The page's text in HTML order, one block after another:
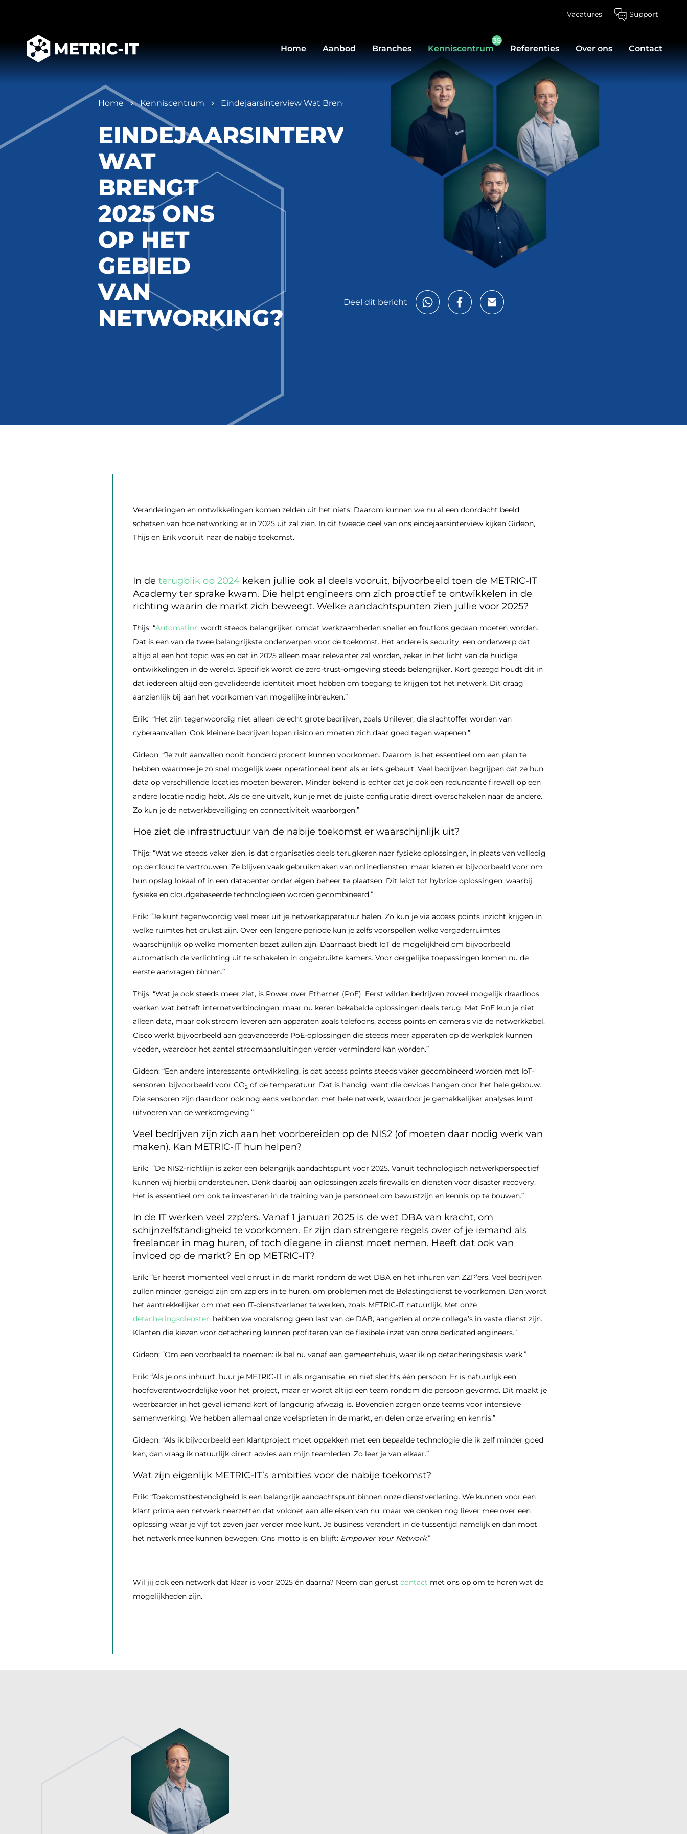
Vacatures Support
Home Aanbod Branches
35
Kenniscentrum Referenties Over ons Contact
Home Kenniscentrum Eindejaarsinterview Wat Brengt 2025 Ons Op Het Gebied Van Networking
Deel dit bericht
EINDEJAARSINTERVIEW:
WAT
BRENGT
2025 ONS
OP HET
GEBIED
VAN
NETWORKING?
Veranderingen en ontwikkelingen komen zelden uit het niets. Daarom kunnen we nu al een doordacht beeld
schetsen van hoe networking er in 2025 uit zal zien. In dit tweede deel van ons eindejaarsinterview kijken Gideon,
Thijs en Erik vooruit naar de nabije toekomst.
In de terugblik op 2024 keken jullie ook al deels vooruit, bijvoorbeeld toen de METRIC-IT
Academy ter sprake kwam. Die helpt engineers om zich proactief te ontwikkelen in de
richting waarin de markt zich beweegt. Welke aandachtspunten zien jullie voor 2025?
Thijs: “Automation wordt steeds belangrijker, omdat werkzaamheden sneller en foutloos gedaan moeten worden.
Dat is een van de twee belangrijkste onderwerpen voor de toekomst. Het andere is security, een onderwerp dat
altijd al een hot topic was en dat in 2025 alleen maar relevanter zal worden, zeker in het licht van de huidige
ontwikkelingen in de wereld. Specifiek wordt de zero-trust-omgeving steeds belangrijker. Kort gezegd houdt dit in
dat iedereen altijd een gevalideerde identiteit moet hebben om toegang te krijgen tot het netwerk. Dit draag
aanzienlijk bij aan het voorkomen van mogelijke inbreuken.”
Erik: “Het zijn tegenwoordig niet alleen de echt grote bedrijven, zoals Unilever, die slachtoffer worden van
cyberaanvallen. Ook kleinere bedrijven lopen risico en moeten zich daar goed tegen wapenen.”
Gideon: “Je zult aanvallen nooit honderd procent kunnen voorkomen. Daarom is het essentieel om een plan te
hebben waarmee je zo snel mogelijk weer operationeel bent als er iets gebeurt. Veel bedrijven begrijpen dat ze hun
data op verschillende locaties moeten bewaren. Minder bekend is echter dat je ook een redundante firewall op een
andere locatie nodig hebt. Als de ene uitvalt, kun je met de juiste configuratie direct overschakelen naar de andere.
Zo kun je de netwerkbeveiliging en connectiviteit waarborgen.”
Hoe ziet de infrastructuur van de nabije toekomst er waarschijnlijk uit?
Thijs: “Wat we steeds vaker zien, is dat organisaties deels terugkeren naar fysieke oplossingen, in plaats van volledig
op de cloud te vertrouwen. Ze blijven vaak gebruikmaken van onlinediensten, maar kiezen er bijvoorbeeld voor om
hun opslag lokaal of in een datacenter onder eigen beheer te plaatsen. Dit leidt tot hybride oplossingen, waarbij
fysieke en cloudgebaseerde technologieën worden gecombineerd.”
Erik: “Je kunt tegenwoordig veel meer uit je netwerkapparatuur halen. Zo kun je via access points inzicht krijgen in
welke ruimtes het drukst zijn. Over een langere periode kun je zelfs voorspellen welke vergaderruimtes
waarschijnlijk op welke momenten bezet zullen zijn. Daarnaast biedt IoT de mogelijkheid om bijvoorbeeld
automatisch de verlichting uit te schakelen in ongebruikte kamers. Voor dergelijke toepassingen komen nu de
eerste aanvragen binnen.”
Thijs: “Wat je ook steeds meer ziet, is Power over Ethernet (PoE). Eerst wilden bedrijven zoveel mogelijk draadloos
werken wat betreft internetverbindingen, maar nu keren bekabelde oplossingen deels terug. Met PoE kun je niet
alleen data, maar ook stroom leveren aan apparaten zoals telefoons, access points en camera’s via de netwerkkabel.
Cisco werkt bijvoorbeeld aan geavanceerde PoE-oplossingen die steeds meer apparaten op de werkplek kunnen
voeden, waardoor het aantal stroomaansluitingen verder verminderd kan worden.”
Gideon: “Een andere interessante ontwikkeling, is dat access points steeds vaker gecombineerd worden met IoT-
sensoren, bijvoorbeeld voor CO2 of de temperatuur. Dat is handig, want die devices hangen door het hele gebouw.
Die sensoren zijn daardoor ook nog eens verbonden met hele netwerk, waardoor je gemakkelijker analyses kunt
uitvoeren van de werkomgeving.”
Veel bedrijven zijn zich aan het voorbereiden op de NIS2 (of moeten daar nodig werk van
maken). Kan METRIC-IT hun helpen?
Erik: “De NIS2-richtlijn is zeker een belangrijk aandachtspunt voor 2025. Vanuit technologisch netwerkperspectief
kunnen wij hierbij ondersteunen. Denk daarbij aan oplossingen zoals firewalls en diensten voor disaster recovery.
Het is essentieel om ook te investeren in de training van je personeel om bewustzijn en kennis op te bouwen.”
In de IT werken veel zzp’ers. Vanaf 1 januari 2025 is de wet DBA van kracht, om
schijnzelfstandigheid te voorkomen. Er zijn dan strengere regels over of je iemand als
freelancer in mag huren, of toch diegene in dienst moet nemen. Heeft dat ook van
invloed op de markt? En op METRIC-IT?
Erik: “Er heerst momenteel veel onrust in de markt rondom de wet DBA en het inhuren van ZZP’ers. Veel bedrijven
zullen minder geneigd zijn om zzp’ers in te huren, om problemen met de Belastingdienst te voorkomen. Dan wordt
het aantrekkelijker om met een IT-dienstverlener te werken, zoals METRIC-IT natuurlijk. Met onze
detacheringsdiensten hebben we vooralsnog geen last van de DAB, aangezien al onze collega’s in vaste dienst zijn.
Klanten die kiezen voor detachering kunnen profiteren van de flexibele inzet van onze dedicated engineers.”
Gideon: “Om een voorbeeld te noemen: ik bel nu vanaf een gemeentehuis, waar ik op detacheringsbasis werk.”
Erik: “Als je ons inhuurt, huur je METRIC-IT in als organisatie, en niet slechts één persoon. Er is natuurlijk een
hoofdverantwoordelijke voor het project, maar er wordt altijd een team rondom die persoon gevormd. Dit maakt je
weerbaarder in het geval iemand kort of langdurig afwezig is. Bovendien zorgen onze teams voor intensieve
samenwerking. We hebben allemaal onze voelsprieten in de markt, en delen onze ervaring en kennis.”
Gideon: “Als ik bijvoorbeeld een klantproject moet oppakken met een bepaalde technologie die ik zelf minder goed
ken, dan vraag ik natuurlijk direct advies aan mijn teamleden. Zo leer je van elkaar.”
Wat zijn eigenlijk METRIC-IT’s ambities voor de nabije toekomst?
Erik: “Toekomstbestendigheid is een belangrijk aandachtspunt binnen onze dienstverlening. We kunnen voor een
klant prima een netwerk neerzetten dat voldoet aan alle eisen van nu, maar we denken nog liever mee over een
oplossing waar je vijf tot zeven jaar verder mee kunt. Je business verandert in de tussentijd namelijk en dan moet
het netwerk mee kunnen bewegen. Ons motto is en blijft: Empower Your Network.”
Wil jij ook een netwerk dat klaar is voor 2025 én daarna? Neem dan gerust contact met ons op om te horen wat de
mogelijkheden zijn.